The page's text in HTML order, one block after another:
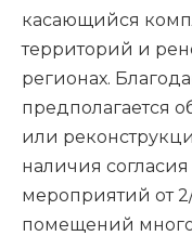
касающийся
территорий и
регионах.
предполагается
или
наличия
мероприятий от
помещений